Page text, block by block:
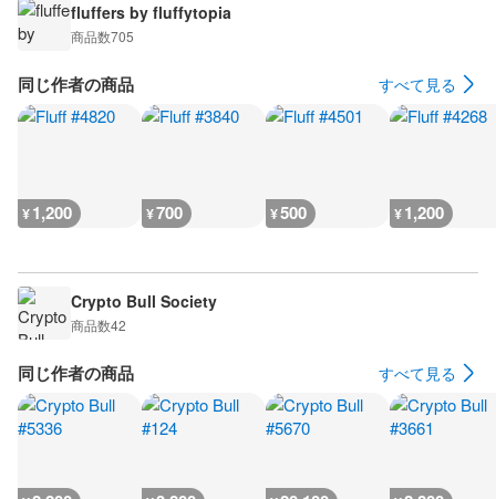
fluffers by fluffytopia
商品数705
同じ作者の商品 すべて見る
¥1,200 ¥700 ¥500 ¥1,200
Crypto Bull Society
商品数42
同じ作者の商品 すべて見る